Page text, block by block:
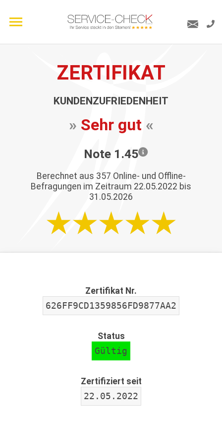
ZERTIFIKAT
KUNDENZUFRIEDENHEIT
» Sehr gut «
Note 1.45
Berechnet aus 357 Online- und Offline-
Befragungen im Zeitraum 22.05.2022 bis
31.05.2026
Zertifikat Nr.
626FF9CD1359856FD9877AA2
Status
Gültig
Zertifiziert seit
22.05.2022